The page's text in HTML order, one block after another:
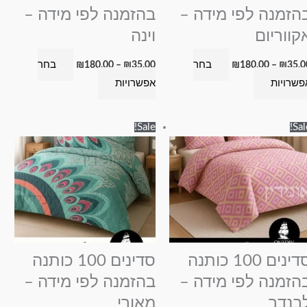
לפי מידה –
₪
–
₪180.00
בחר
האפשרויות
בהזמנה לפי מידה –
וינה
₪35.00
–
₪180.00
בחר
אפשרויות
האפשרויות
סדינים 100 כותנה
לפי מידה –
מחירים:
⁦₪35.00⁩
עד
⁦₪180.00⁩
זה
יש
מספר
סוגים.
ניתן
לבחור
את
האפשרויות
Sale!
סדינים 100 כותנה
בהזמנה לפי מידה –
מאורי
מחירים:
⁦₪35.00⁩
עד
זה
יש
מספר
סוגים.
ניתן
לבחור
את
האפשרויות